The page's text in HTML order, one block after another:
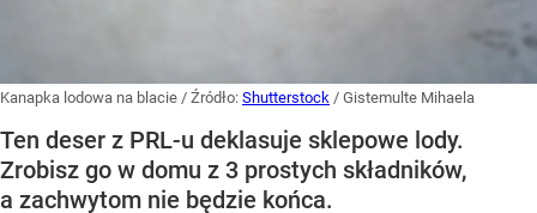
Kanapka lodowa na blacie / Źródło: Shutterstock / Gistemulte Mihaela
Ten deser z PRL-u deklasuje sklepowe lody.
Zrobisz go w domu z 3 prostych składników,
a zachwytom nie będzie końca.